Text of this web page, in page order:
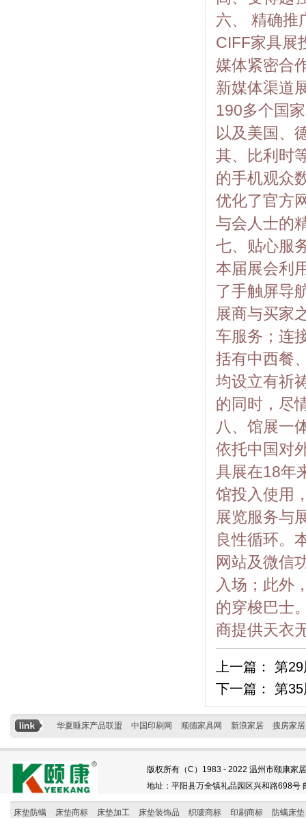
六、 精确推
CIFF家具展
媒体紧密合
新媒体渠道
190多个国
以及美国、
其、比利时
的手机观众
优化了官方
与会人士的
七、贴心服
本届展会利
了手触屏导
展商与买家
车服务；连
括有中西餐
均设立有祈
的同时，尽
八、馆展一
依托中国对
具展在18年
馆投入使用
展览服务与
良性循环。
网站及微信
入场；此外
的穿梭巴士
商提供天衣
上一篇： 第
下一篇： 第
华夏睡床产品联盟 中国印刷网 顺德家具网 新浪家居 搜房家居
版权所有（C）1983 - 2022 温州市颐康家
地址：平阳县万全镇礼品园区兴和路698
床垫防螨 床垫商标 床垫加工 床垫装饰品 织唛商标 印刷商标 防螨床垫